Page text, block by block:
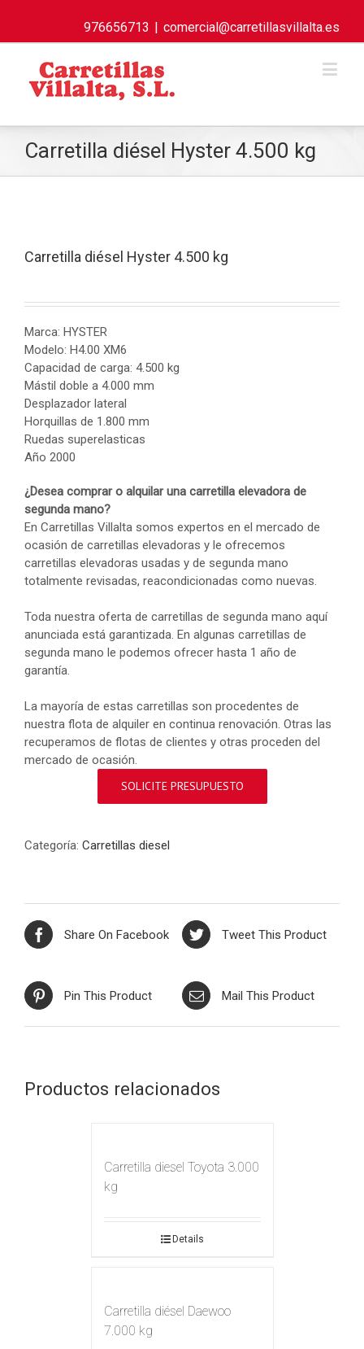
976656713 | comercial@carretillasvillalta.es
Carretilla diésel Hyster 4.500 kg
Carretilla diésel Hyster 4.500 kg
Marca: HYSTER
Modelo: H4.00 XM6
Capacidad de carga: 4.500 kg
Mástil doble a 4.000 mm
Desplazador lateral
Horquillas de 1.800 mm
Ruedas superelasticas
Año 2000
¿Desea comprar o alquilar una carretilla elevadora de
segunda mano?
En Carretillas Villalta somos expertos en el mercado de
ocasión de carretillas elevadoras y le ofrecemos
carretillas elevadoras usadas y de segunda mano
totalmente revisadas, reacondicionadas como nuevas.
Toda nuestra oferta de carretillas de segunda mano aquí
anunciada está garantizada. En algunas carretillas de
segunda mano le podemos ofrecer hasta 1 año de
garantía.
La mayoría de estas carretillas son procedentes de
nuestra flota de alquiler en continua renovación. Otras las
recuperamos de flotas de clientes y otras proceden del
mercado de ocasión.
SOLICITE PRESUPUESTO
Categoría: Carretillas diesel
Share On Facebook Tweet This Product
Pin This Product Mail This Product
Productos relacionados
Carretilla diesel Toyota 3.000
kg
Details
Carretilla diésel Daewoo
7.000 kg